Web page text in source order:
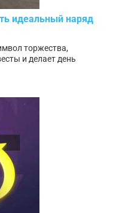
идеальный наряд
торжества,
и делает день